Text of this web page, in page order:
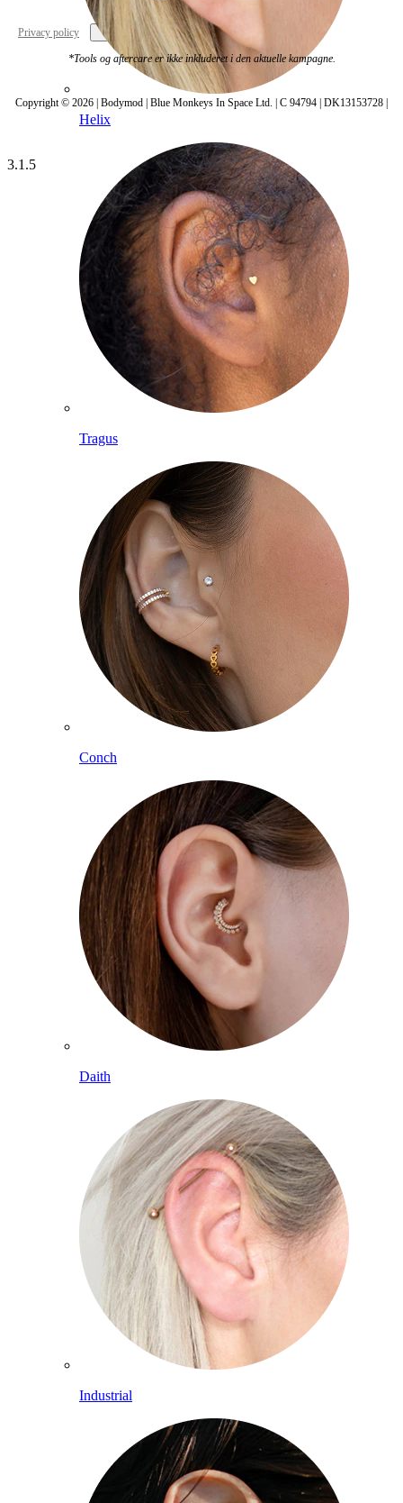
Helix
Tragus
Conch
Daith
Industrial
Privacy policy Cookie settings
*Tools og aftercare er ikke inkluderet i den aktuelle kampagne.
Copyright © 2026 | Bodymod | Blue Monkeys In Space Ltd. | C 94794 | DK13153728 |
3.1.5